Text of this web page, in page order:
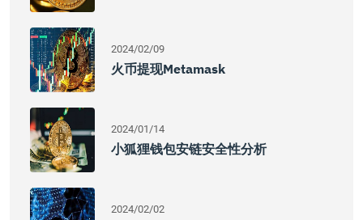
2024/02/09
火币提现Metamask
2024/01/14
小狐狸钱包安链安全性分析
2024/02/02